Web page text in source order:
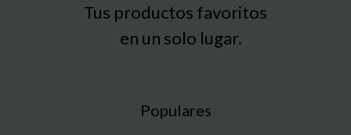
Tus productos favoritos
en un solo lugar.
Populares